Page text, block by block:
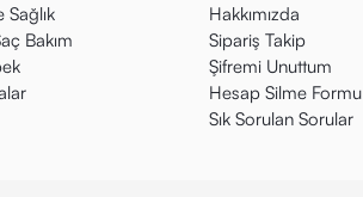
Sağlık
Bakım
Hakkımızda
Sipariş Takip
Şifremi Unuttum
Hesap Silme Formu
Sık Sorulan Sorular